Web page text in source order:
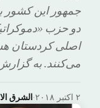
جمهور این کشور
دو حزب
اصلی کردستان
می‌کنند. به
الشرق· ۲ اکتبر ۲۰۱۸